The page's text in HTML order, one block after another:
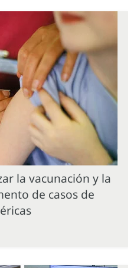
la vacunación y la
de casos de